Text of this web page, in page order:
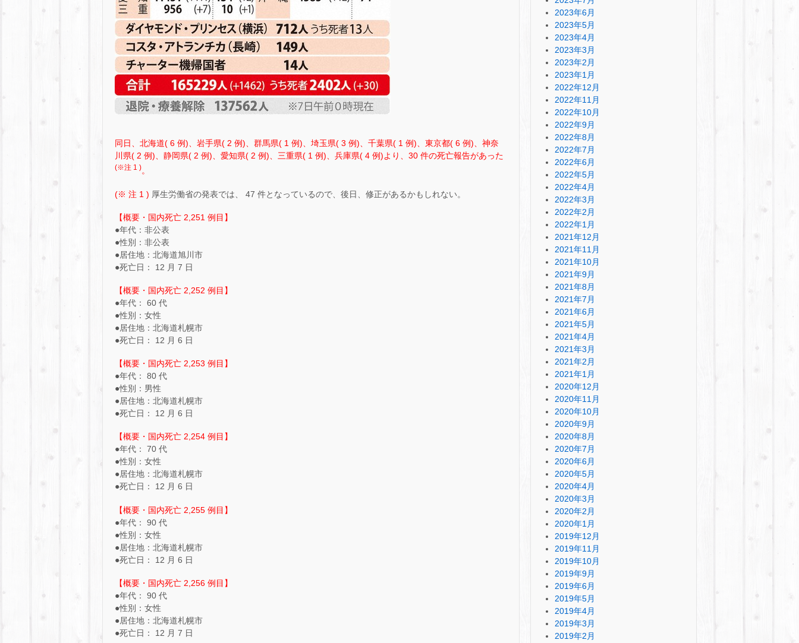
同日、北海道( 6 例)、岩手県( 2 例)、群馬県( 1 例)、埼玉県( 3 例)、千葉県( 1 例)、東京都( 6 例)、神奈
川県( 2 例)、静岡県( 2 例)、愛知県( 2 例)、三重県( 1 例)、兵庫県( 4 例)より
、30 件の死亡報告があった
(※注 1 )。
(※ 注 1 ) 厚生労働省の発表では、 47 件となっているので、後日、修正があるかもしれない。
【概要・国内死亡 2,251 例目】
●年代：非公表
●性別：非公表
●居住地：北海道旭川市
●死亡日： 12 月 7 日
【概要・国内死亡 2,252 例目】
●年代： 60 代
●性別：女性
●居住地：北海道札幌市
●死亡日： 12 月 6 日
【概要・国内死亡 2,253 例目】
●年代： 80 代
●性別：男性
●居住地：北海道札幌市
●死亡日： 12 月 6 日
【概要・国内死亡 2,254 例目】
●年代： 70 代
●性別：女性
●居住地：北海道札幌市
●死亡日： 12 月 6 日
【概要・国内死亡 2,255 例目】
●年代： 90 代
●性別：女性
●居住地：北海道札幌市
●死亡日： 12 月 6 日
【概要・国内死亡 2,256 例目】
●年代： 90 代
●性別：女性
●居住地：北海道札幌市
●死亡日： 12 月 7 日
2023年6月
2023年5月
2023年4月
2023年3月
2023年2月
2023年1月
2022年12月
2022年11月
2022年10月
2022年9月
2022年8月
2022年7月
2022年6月
2022年5月
2022年4月
2022年3月
2022年2月
2022年1月
2021年12月
2021年11月
2021年10月
2021年9月
2021年8月
2021年7月
2021年6月
2021年5月
2021年4月
2021年3月
2021年2月
2021年1月
2020年12月
2020年11月
2020年10月
2020年9月
2020年8月
2020年7月
2020年6月
2020年5月
2020年4月
2020年3月
2020年2月
2020年1月
2019年12月
2019年11月
2019年10月
2019年9月
2019年6月
2019年5月
2019年4月
2019年3月
2019年2月